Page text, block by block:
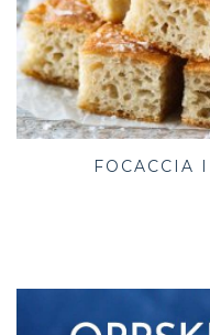
FOCACCIA